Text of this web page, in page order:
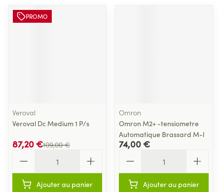
PROMO
Veroval
Veroval Dc Medium 1 P/s
109,00 €
87,20 €
Ajouter au panier
Omron
Omron M2+ -tensiometre
Automatique Brassard M-l
74,00 €
Ajouter au panier